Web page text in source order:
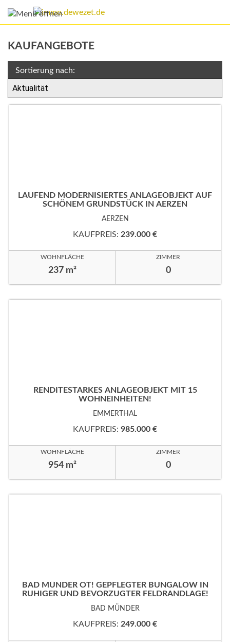
KAUFANGEBOTE
Sortierung nach:
LAUFEND MODERNISIERTES ANLAGEOBJEKT AUF
SCHÖNEM GRUNDSTÜCK IN AERZEN
AERZEN
KAUFPREIS: 239.000 €
WOHNFLÄCHE
237 m²
ZIMMER
0
RENDITESTARKES ANLAGEOBJEKT MIT 15
WOHNEINHEITEN!
EMMERTHAL
KAUFPREIS: 985.000 €
WOHNFLÄCHE
954 m²
ZIMMER
0
BAD MÜNDER OT! GEPFLEGTER BUNGALOW IN
RUHIGER UND BEVORZUGTER FELDRANDLAGE!
BAD MÜNDER
KAUFPREIS: 249.000 €